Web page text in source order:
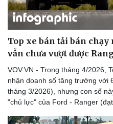
Sức khỏe
Dinh dưỡng - món ngon
Cây thuốc
Top xe bán tải bán
vẫn chưa vượt được
VOV.VN - Trong tháng 4/2026,
nhận doanh số tăng trưởng với
tháng 3/2026), nhưng con số
"chủ lực" của Ford - Ranger (đạt